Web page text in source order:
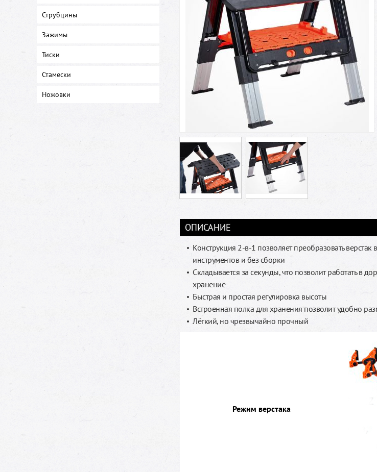
Струбцины
Зажимы
Тиски
Стамески
Ножовки
ОПИСАНИЕ
Конструкция 2-в-1 позволяет преобразовать
инструментов и без сборки
Складывается за секунды, что позволит работать в
хранение
Быстрая и простая регулировка высоты
Встроенная полка для хранения позволит удобно
Лёгкий, но чрезвычайно прочный
Режим верстака